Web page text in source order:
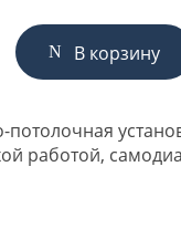
В корзину
работой,